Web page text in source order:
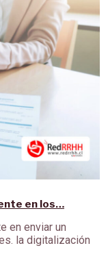
en los…
en enviar un
la digitalización